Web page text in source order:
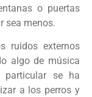
o puertas
sea menos.
ruidos externos
algo de música
se ha
a los perros y